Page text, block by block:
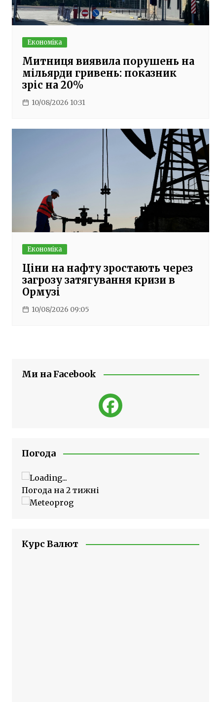
Економіка
Митниця виявила порушень на
мільярди гривень: показник
зріс на 20%
10/08/2026 10:31
Економіка
Ціни на нафту зростають через
загрозу затягування кризи в
Ормузі
10/08/2026 09:05
Ми на Facebook
Погода
Погода на 2 тижні
Курс Валют